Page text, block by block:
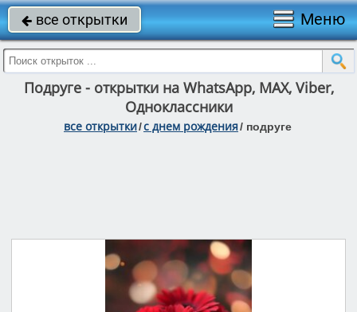
 все открытки Меню
Подруге - открытки на WhatsApp, MAX, Viber,
Одноклассники
все открытки/c днем рождения/ подруге